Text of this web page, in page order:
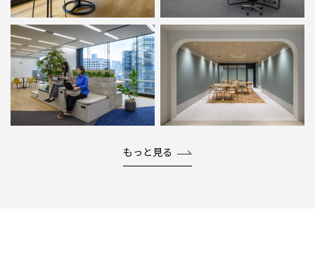
もっと見る